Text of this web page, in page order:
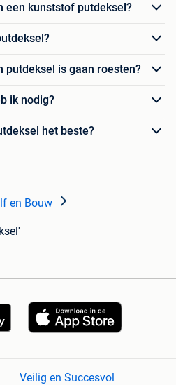
een kunststof putdeksel?
putdeksel is gaan roesten?
ik nodig?
het beste?
en Bouw
Veilig en Succesvol